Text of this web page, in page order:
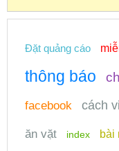
Đặt quảng cáo
thông báo
facebook cách
ăn vặt index bài